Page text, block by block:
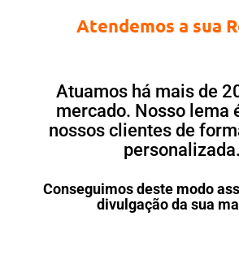
Atendemos a sua
Atuamos há mais de
mercado. Nosso lema
nossos clientes de
personalizada.
Conseguimos deste modo
divulgação da sua